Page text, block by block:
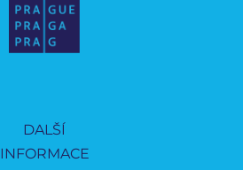
DALŠÍ
INFORMACE